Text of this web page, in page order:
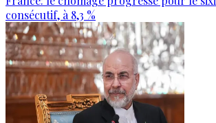
consécutif, à 8,3 %